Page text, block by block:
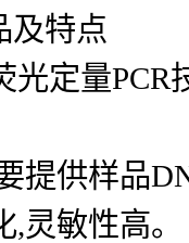
及特点
光定量
提供样品
灵敏性高。